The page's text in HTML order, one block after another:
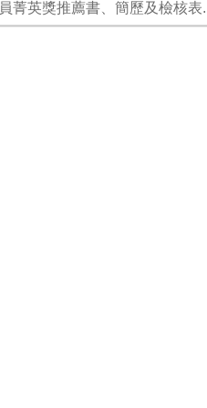
菁英獎推薦書、簡歷及檢核表